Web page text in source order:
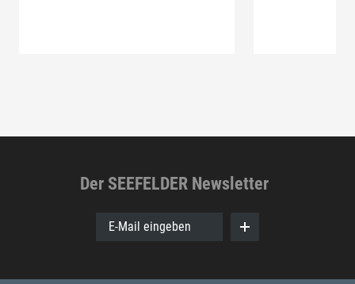
Der SEEFELDER Newsletter
E-Mail eingeben